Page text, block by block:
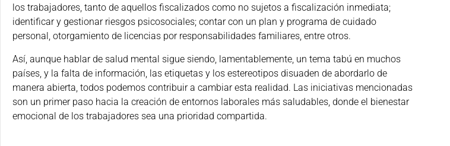
los trabajadores, tanto de aquellos fiscalizados como no sujetos a fiscalización inmediata;
identificar y gestionar riesgos psicosociales; contar con un plan y programa de cuidado
personal, otorgamiento de licencias por responsabilidades familiares, entre otros.
Así, aunque hablar de salud mental sigue siendo, lamentablemente, un tema tabú en muchos
países, y la falta de información, las etiquetas y los estereotipos disuaden de abordarlo de
manera abierta, todos podemos contribuir a cambiar esta realidad. Las iniciativas mencionadas
son un primer paso hacia la creación de entornos laborales más saludables, donde el bienestar
emocional de los trabajadores sea una prioridad compartida.